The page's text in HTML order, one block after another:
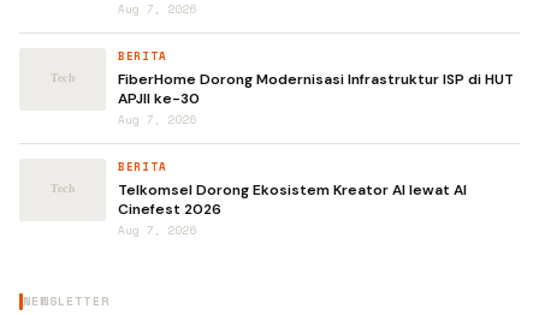
Aug 7, 2026
BERITA
FiberHome Dorong Modernisasi Infrastruktur ISP di HUT
APJII ke-30
Aug 7, 2026
BERITA
Telkomsel Dorong Ekosistem Kreator AI lewat AI
Cinefest 2026
Aug 7, 2026
NEWSLETTER